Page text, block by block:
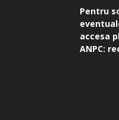
Pentru
accesa
ANPC: